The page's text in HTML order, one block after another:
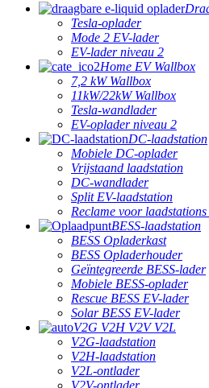
Tesla-oplader
Mode 2 EV-lader
EV-lader niveau 2
Home EV Wallbox
7,2 kW Wallbox
11kW/22kW Wallbox
Tesla-wandlader
EV-oplader niveau 2
DC-laadstation
Mobiele DC-oplader
Vrijstaand laadstation
DC-wandlader
Split EV-laadstation
Reclame voor
BESS-laadstation
BESS Opladerkast
BESS Opladerhouder
Geïntegreerde BESS-lader
Mobiele BESS-oplader
Rescue BESS EV-lader
Solar BESS EV-lader
V2G V2H V2V V2L
V2G-laadstation
V2H-laadstation
V2L-ontlader
V2V-ontlader